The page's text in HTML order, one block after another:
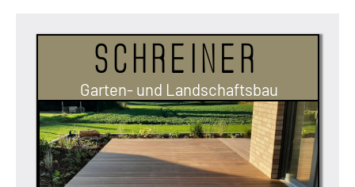
Schreiner
Garten- und Landschaftsbau